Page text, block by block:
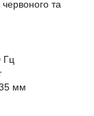
та
Гц
мм